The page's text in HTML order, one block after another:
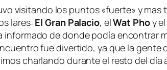
visitando los puntos «fuerte» y
lares: El Gran Palacio, elWat Phoy
de donde podía encontrar
fue divertido, ya que la gente
charlando durante el resto del día